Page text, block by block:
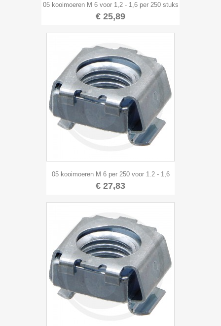
05 kooimoeren M 6 voor 1,2 - 1,6 per 250 stuks
€ 25,89
05 kooimoeren M 6 per 250 voor 1.2 - 1,6
€ 27,83